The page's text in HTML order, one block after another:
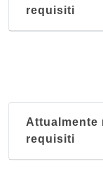
requisiti
Attualmente
requisiti